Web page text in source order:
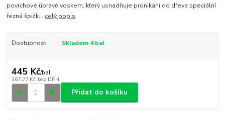
povrchové úpravě voskem, který usnadňuje pronikání do dřeva speciální
řezná špičk... celý popis
Dostupnost Skladem 4 bal
445 Kč/bal
367,77 Kč bez DPH
Přidat do košíku